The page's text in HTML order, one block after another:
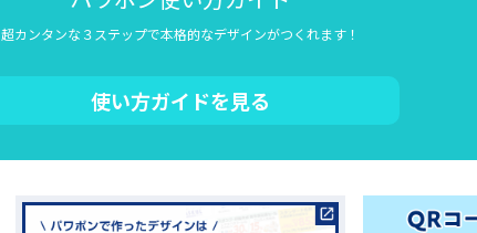
超カンタンな３ステップで本格的なデザインがつくれます！
使い方ガイドを見る